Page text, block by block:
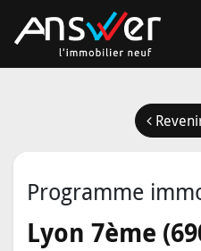
Programme
Lyon 7ème